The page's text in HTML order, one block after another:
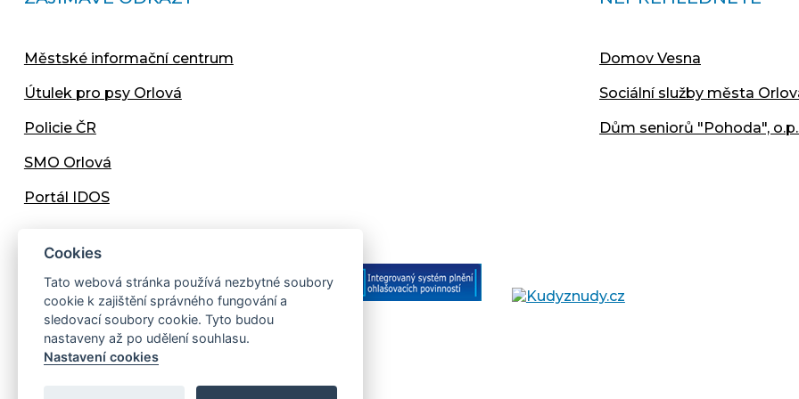
Městské informační centrum
Útulek pro psy Orlová
Policie ČR
SMO Orlová
Portál IDOS
Domov Vesna
Sociální služby města
Dům seniorů "Pohoda",
Copyright © 2013 - 2026 Městský úřad Orlová
Cookies
Tato webová stránka používá nezbytné soubory
cookie k zajištění správného fungování a
sledovací soubory cookie. Tyto budou
nastaveny až po udělení souhlasu.
Nastavení cookies